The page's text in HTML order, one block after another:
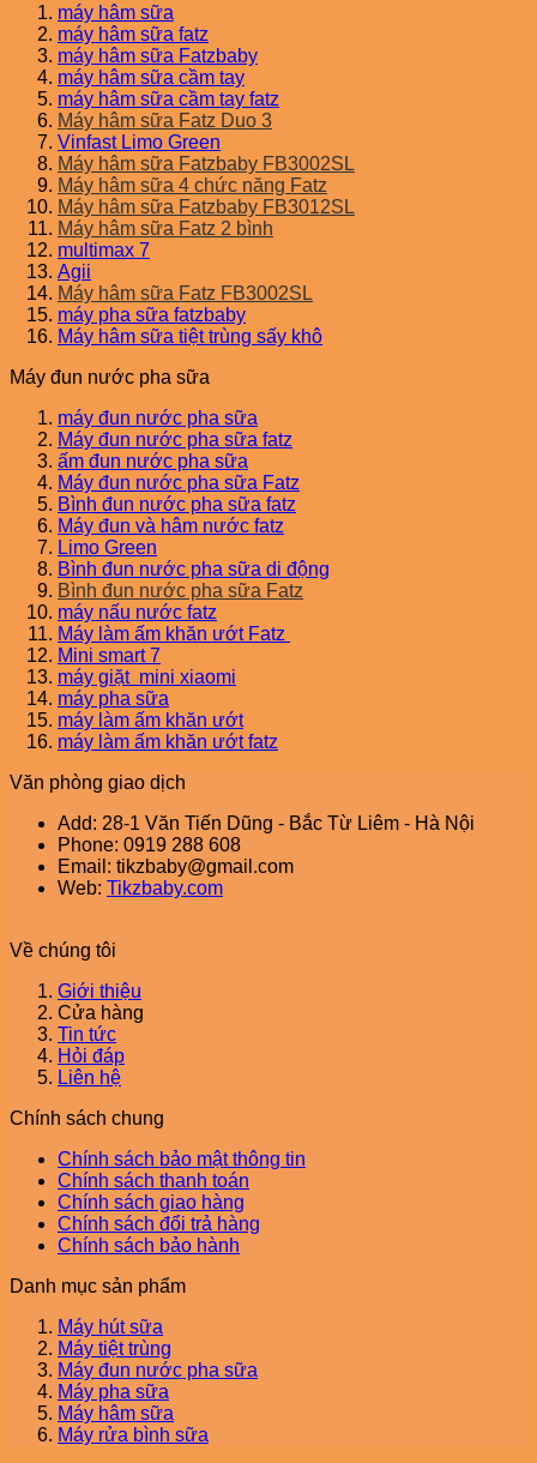
máy hâm sữa
máy hâm sữa fatz
máy hâm sữa Fatzbaby
máy hâm sữa cầm tay
máy hâm sữa cầm tay fatz
Máy hâm sữa Fatz Duo 3
Vinfast Limo Green
Máy hâm sữa Fatzbaby FB3002SL
Máy hâm sữa 4 chức năng Fatz
Máy hâm sữa Fatzbaby FB3012SL
Máy hâm sữa Fatz 2 bình
multimax 7
Agii
Máy hâm sữa Fatz FB3002SL
máy pha sữa fatzbaby
Máy hâm sữa tiệt trùng sấy khô
Máy đun nước pha sữa
máy đun nước pha sữa
Máy đun nước pha sữa fatz
ấm đun nước pha sữa
Máy đun nước pha sữa Fatz
Bình đun nước pha sữa fatz
Máy đun và hâm nước fatz
Limo Green
Bình đun nước pha sữa di động
Bình đun nước pha sữa Fatz
máy nấu nước fatz
Máy làm ấm khăn ướt Fatz
Mini smart 7
máy giặt mini xiaomi
máy pha sữa
máy làm ấm khăn ướt
máy làm ấm khăn ướt fatz
Văn phòng giao dịch
Add: 28-1 Văn Tiến Dũng - Bắc Từ Liêm - Hà Nội
Phone: 0919 288 608
Email: tikzbaby@gmail.com
Web: Tikzbaby.com
Về chúng tôi
Giới thiệu
Cửa hàng
Tin tức
Hỏi đáp
Liên hệ
Chính sách chung
Chính sách bảo mật thông tin
Chính sách thanh toán
Chính sách giao hàng
Chính sách đổi trả hàng
Chính sách bảo hành
Danh mục sản phẩm
Máy hút sữa
Máy tiệt trùng
Máy đun nước pha sữa
Máy pha sữa
Máy hâm sữa
Máy rửa bình sữa